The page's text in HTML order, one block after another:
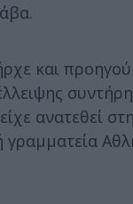
και
ανατεθεί
γραμματεία